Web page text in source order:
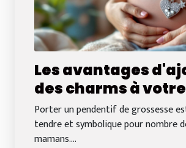
Les avantages
des charms à votre
pendentif de
Porter un pendentif de grossesse
tendre et symbolique pour nombre
mamans....